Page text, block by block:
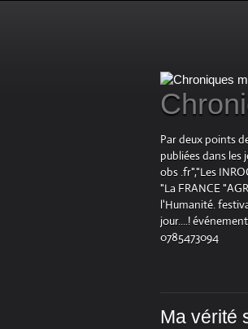
Par deux points
publiées dans les
obs .fr","Les
"La FRANCE
l'Humanité.
jour....!
0785473094
Ma vérité